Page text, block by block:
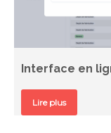
Interface en
Lire plus